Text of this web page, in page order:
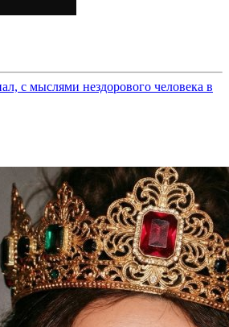
с мыслями нездорового человека в